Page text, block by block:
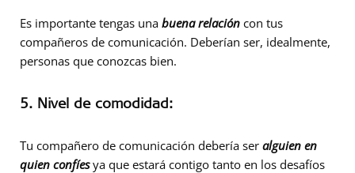
Es importante tengas una buena relación con tus
compañeros de comunicación. Deberían ser, idealmente,
personas que conozcas bien.
5. Nivel de comodidad:
Tu compañero de comunicación debería ser alguien en
quien confíesya que estará contigo tanto en los desafíos